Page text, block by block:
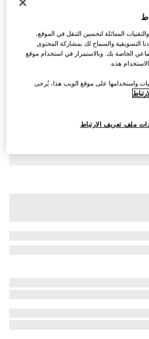
مع طبعة
المماثلة لتحسين التنقل في الموقع،
التسويقية والسماح لك بمشاركة المحتوى
الخاصة بك. وبالاستمرار في استخدام موقع
هذه.
واستخدامها على موقع الويب هذا، يُرجى
ملف تعريف الارتباط